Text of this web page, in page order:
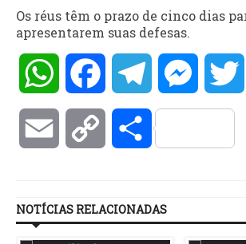
Os réus têm o prazo de cinco dias
apresentarem suas defesas.
WhatsAppFacebookTelegram
Email Copy Compartilhar
NOTÍCIAS RELACIONADAS